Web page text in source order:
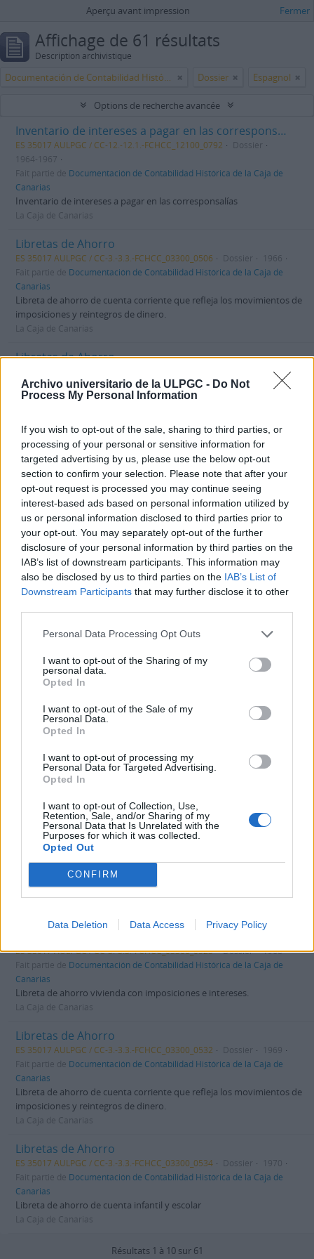
Archivo universitario de la ULPGC - Do Not
Process My Personal Information
If you wish to opt-out of the sale, sharing to third parties, or
processing of your personal or sensitive information for
targeted advertising by us, please use the below opt-out
section to confirm your selection. Please note that after your
opt-out request is processed you may continue seeing
interest-based ads based on personal information utilized by
us or personal information disclosed to third parties prior to
your opt-out. You may separately opt-out of the further
disclosure of your personal information by third parties on the
IAB’s list of downstream participants. This information may
also be disclosed by us to third parties on the IAB’s List of
Downstream Participants that may further disclose it to other
Personal Data Processing Opt Outs
I want to opt-out of the Sharing of my
personal data.
Opted In
I want to opt-out of the Sale of my
Personal Data.
Opted In
I want to opt-out of processing my
Personal Data for Targeted Advertising.
Opted In
I want to opt-out of Collection, Use,
Retention, Sale, and/or Sharing of my
Personal Data that Is Unrelated with the
Purposes for which it was collected.
Opted Out
CONFIRM
Data Deletion Data Access Privacy Policy
Aperçu avant impression Fermer
Affichage de 61 résultats
Description archivistique
Documentación de Contabilidad Histórica de la Caja de Canarias Dossier Espagnol
Options de recherche avancée
Inventario de intereses a pagar en las corresponsalías
ES 35017 AULPGC / CC-12.-12.1.-FCHCC_12100_0792
Dossier
1964-1967
Fait partie de Documentación de Contabilidad Histórica de la Caja de
Canarias
Inventario de intereses a pagar en las corresponsalías
La Caja de Canarias
Libretas de Ahorro
ES 35017 AULPGC / CC-3.-3.3.-FCHCC_03300_0506 Dossier
1966
Fait partie de Documentación de Contabilidad Histórica de la Caja de
Canarias
Libreta de ahorro de cuenta corriente que refleja los movimientos de
imposiciones y reintegros de dinero.
La Caja de Canarias
Libretas de Ahorro
1967-1968
Fait partie de Documentación de Contabilidad Histórica de la Caja de
Libreta de ahorro personales con movimientos de imposiciones
realizadas.
La Caja de Canarias
Libretas de Ahorro
ES 35017 AULPGC / CC-3.-3.3.-FCHCC_03300_0509 Dossier
1967
Documentación de Contabilidad Histórica de la Caja de
Canarias
Libreta de ahorro de cuenta corriente que refleja los movimientos de
imposiciones y reintegros de dinero.
La Caja de Canarias
Libretas de Ahorro
ES 35017 AULPGC / CC-3.-3.3.-FCHCC_03300_0510 Dossier
1967
Canarias
imposiciones y reintegros de dinero.
La Caja de Canarias
Libretas de Ahorro
ES 35017 AULPGC / CC-3.-3.3.-FCHCC_03300_0517
Fait partie de
Canarias
Libreta de ahorro de cuenta corriente que refleja los movimientos de
imposiciones y reintegros de dinero.
Libretas de Ahorro
ES 35017 AULPGC / CC-3.-3.3.-FCHCC_03300_0521
Fait partie deDocumentación de Contabilidad Histórica de la Caja de
Canarias
Libreta de ahorro, refleja los movimientos de imposiciones y
ES 35017 AULPGC / CC-3.-3.3.-FCHCC_03300_0523 Dossier
1968
Fait partie de Documentación de Contabilidad Histórica de la Caja de
Canarias
Libreta de ahorro vivienda con imposiciones e intereses.
La Caja de Canarias
Libretas de Ahorro
ES 35017 AULPGC / CC-3.-3.3.-FCHCC_03300_0532 Dossier
1969
Fait partie de Documentación de Contabilidad Histórica de la Caja de
Canarias
Libreta de ahorro de cuenta corriente que refleja los movimientos de
imposiciones y reintegros de dinero.
La Caja de Canarias
Libretas de Ahorro
ES 35017 AULPGC / CC-3.-3.3.-FCHCC_03300_0534 Dossier
1970
Fait partie de Documentación de Contabilidad Histórica de la Caja de
Canarias
Libreta de ahorro de cuenta infantil y escolar
La Caja de Canarias
Résultats 1 à 10 sur 61